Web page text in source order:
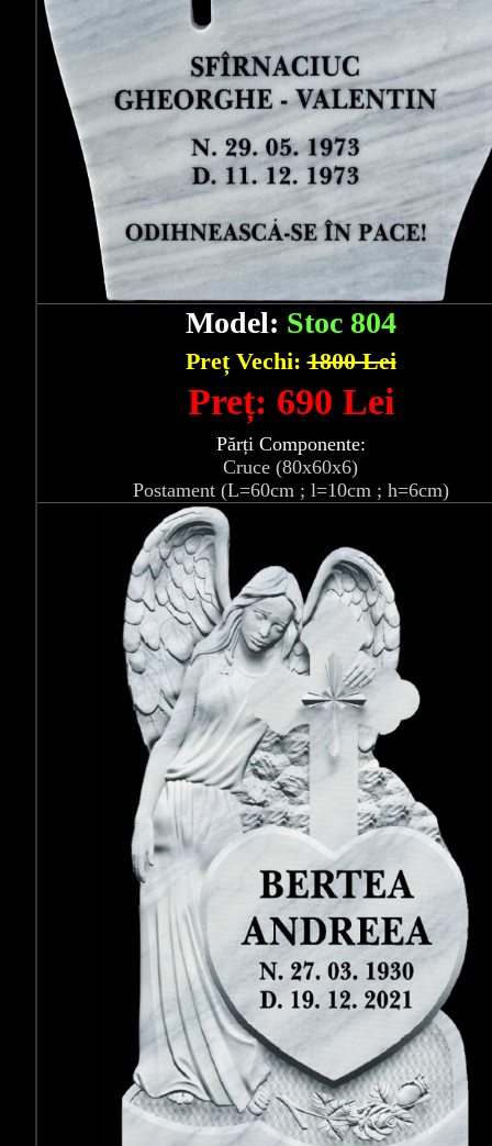
Model: Stoc 804
Preț Vechi:1800 Lei
Preț: 690 Lei
Părți Componente:
Cruce (80x60x6)
Postament (L=60cm ; l=10cm ; h=6cm)